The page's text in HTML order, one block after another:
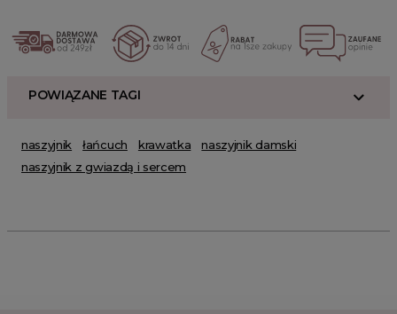
POWIĄZANE TAGI
naszyjnik łańcuch krawatka
naszyjnik damski
naszyjnik z gwiazdą i sercem